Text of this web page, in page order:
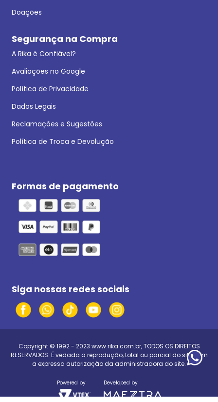
Doações
Segurança na Compra
A Rika é Confiável?
Avaliações no Google
Política de Privacidade
Dados Legais
Reclamações e Sugestões
Política de Troca e Devolução
Formas de pagamento
Siga nossas redes sociais
Copyright © 1992 - 2023 www.rika.com.br, TODOS OS DIREITOS
RESERVADOS. É vedada a reprodução, total ou parcial do site, sem
a expressa autorização da administradora do site.
Powered by Developed by